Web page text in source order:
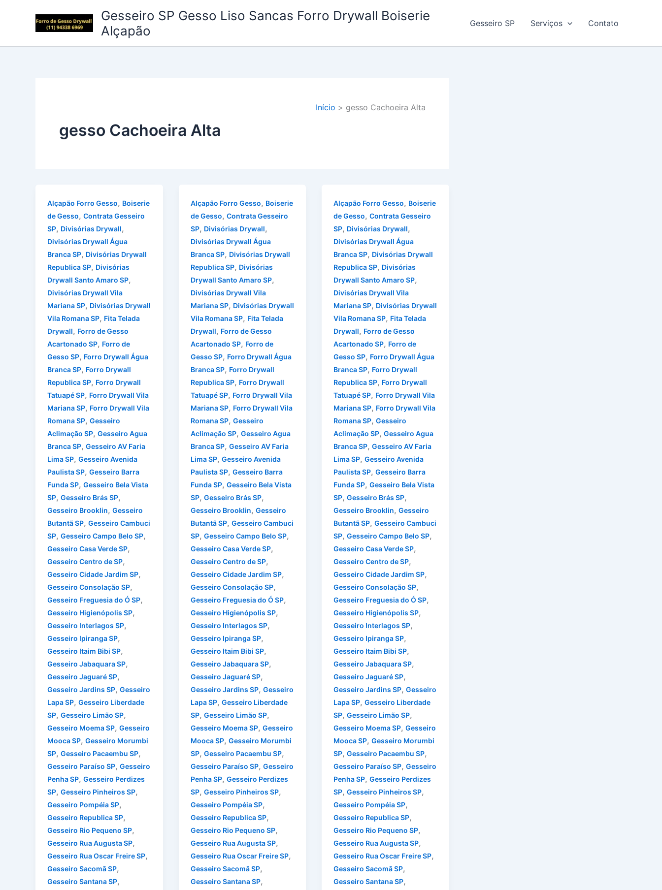
conteúdo
Gesseiro SP Gesso Liso Sancas Forro Drywall Boiserie
Alçapão
Gesseiro SP Serviços Contato
Início gesso Cachoeira Alta
gesso Cachoeira Alta
Alçapão Forro Gesso, Boiserie
de Gesso, Contrata Gesseiro
SP, Divisórias Drywall,
Divisórias Drywall Água
Branca SP, Divisórias Drywall
Republica SP, Divisórias
Drywall Santo Amaro SP,
Divisórias Drywall Vila
Mariana SP, Divisórias Drywall
Vila Romana SP, Fita Telada
Drywall, Forro de Gesso
Acartonado SP, Forro de
Gesso SP, Forro Drywall Água
Branca SP, Forro Drywall
Republica SP, Forro Drywall
Tatuapé SP, Forro Drywall Vila
Mariana SP, Forro Drywall Vila
Romana SP, Gesseiro
Aclimação SP, Gesseiro Agua
Branca SP, Gesseiro AV Faria
Lima SP, Gesseiro Avenida
Paulista SP, Gesseiro Barra
Funda SP, Gesseiro Bela Vista
SP, Gesseiro Brás SP,
Gesseiro Brooklin, Gesseiro
Butantã SP, Gesseiro Cambuci
SP, Gesseiro Campo Belo SP,
Gesseiro Casa Verde SP,
Gesseiro Centro de SP,
Gesseiro Cidade Jardim SP,
Gesseiro Consolação SP,
Gesseiro Freguesia do Ó SP,
Gesseiro Higienópolis SP,
Gesseiro Interlagos SP,
Gesseiro Ipiranga SP,
Gesseiro Itaim Bibi SP,
Gesseiro Jabaquara SP,
Gesseiro Jaguaré SP,
Gesseiro Jardins SP, Gesseiro
Lapa SP, Gesseiro Liberdade
SP, Gesseiro Limão SP,
Gesseiro Moema SP, Gesseiro
Mooca SP, Gesseiro Morumbi
SP, Gesseiro Pacaembu SP,
Gesseiro Paraíso SP, Gesseiro
Penha SP, Gesseiro Perdizes
SP, Gesseiro Pinheiros SP,
Gesseiro Pompéia SP,
Gesseiro Republica SP,
Gesseiro Rio Pequeno SP,
Gesseiro Rua Augusta SP,
Gesseiro Rua Oscar Freire SP,
Gesseiro Sacomã SP,
Gesseiro Santana SP,
Alçapão Forro Gesso, Boiserie
de Gesso, Contrata Gesseiro
SP, Divisórias Drywall,
Divisórias Drywall Água
Branca SP, Divisórias Drywall
Republica SP, Divisórias
Drywall Santo Amaro SP,
Divisórias Drywall Vila
Mariana SP, Divisórias Drywall
Vila Romana SP, Fita Telada
Drywall, Forro de Gesso
Acartonado SP, Forro de
Gesso SP, Forro Drywall Água
Branca SP, Forro Drywall
Republica SP, Forro Drywall
Tatuapé SP, Forro Drywall Vila
Mariana SP, Forro Drywall Vila
Romana SP, Gesseiro
Aclimação SP, Gesseiro Agua
Branca SP, Gesseiro AV Faria
Lima SP, Gesseiro Avenida
Paulista SP, Gesseiro Barra
Funda SP, Gesseiro Bela Vista
SP, Gesseiro Brás SP,
Gesseiro Brooklin, Gesseiro
Butantã SP, Gesseiro Cambuci
SP, Gesseiro Campo Belo SP,
Gesseiro Casa Verde SP,
Gesseiro Centro de SP,
Gesseiro Cidade Jardim SP,
Gesseiro Consolação SP,
Gesseiro Freguesia do Ó SP,
Gesseiro Higienópolis SP,
Gesseiro Interlagos SP,
Gesseiro Ipiranga SP,
Gesseiro Itaim Bibi SP,
Gesseiro Jabaquara SP,
Gesseiro Jaguaré SP,
Gesseiro Jardins SP, Gesseiro
Lapa SP, Gesseiro Liberdade
SP, Gesseiro Limão SP,
Gesseiro Moema SP, Gesseiro
Mooca SP, Gesseiro Morumbi
SP, Gesseiro Pacaembu SP,
Gesseiro Paraíso SP, Gesseiro
Penha SP, Gesseiro Perdizes
SP, Gesseiro Pinheiros SP,
Gesseiro Pompéia SP,
Gesseiro Republica SP,
Gesseiro Rio Pequeno SP,
Gesseiro Rua Augusta SP,
Gesseiro Rua Oscar Freire SP,
Gesseiro Sacomã SP,
Gesseiro Santana SP,
Alçapão Forro Gesso, Boiserie
de Gesso,Contrata Gesseiro
SP, Divisórias Drywall,
Divisórias Drywall Água
Branca SP, Divisórias Drywall
Republica SP, Divisórias
Drywall Santo Amaro SP,
Divisórias Drywall Vila
Mariana SP, Divisórias Drywall
Vila Romana SP, Fita Telada
Drywall, Forro de Gesso
Acartonado SP, Forro de
Gesso SP, Forro Drywall Água
Branca SP, Forro Drywall
Republica SP, Forro Drywall
Tatuapé SP, Forro Drywall Vila
Mariana SP, Forro Drywall Vila
Romana SP,Gesseiro
Aclimação SP,Gesseiro Agua
Branca SP,Gesseiro AV Faria
Lima SP,Gesseiro Avenida
Paulista SP,Gesseiro Barra
Funda SP,Gesseiro Bela Vista
SP,Gesseiro Brás SP,
Gesseiro Brooklin,Gesseiro
Butantã SP,Gesseiro Cambuci
SP,Gesseiro Campo Belo SP,
Gesseiro Casa Verde SP,
Gesseiro Centro de SP,
Gesseiro Cidade Jardim SP,
Gesseiro Consolação SP,
Gesseiro Freguesia do Ó SP,
Gesseiro Higienópolis SP,
Gesseiro Interlagos SP,
Gesseiro Ipiranga SP,
Gesseiro Itaim Bibi SP,
Gesseiro Jabaquara SP,
Gesseiro Jaguaré SP,
Gesseiro Jardins SP,Gesseiro
Lapa SP,Gesseiro Liberdade
SP,Gesseiro Limão SP,
Gesseiro Moema SP,Gesseiro
Mooca SP,Gesseiro Morumbi
SP,Gesseiro Pacaembu SP,
Gesseiro Paraíso SP,Gesseiro
Penha SP,Gesseiro Perdizes
SP,Gesseiro Pinheiros SP,
Gesseiro Pompéia SP,
Gesseiro Republica SP,
Gesseiro Rio Pequeno SP,
Gesseiro Rua Augusta SP,
Gesseiro Rua Oscar Freire SP,
Gesseiro Sacomã SP,
Gesseiro Santana SP,